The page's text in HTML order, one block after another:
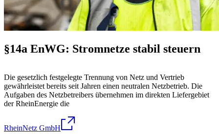
§14a EnWG: Stromnetze stabil steuern
Die gesetzlich festgelegte Trennung von Netz und Vertrieb
gewährleistet bereits seit Jahren einen neutralen Netzbetrieb. Die
Aufgaben des Netzbetreibers übernehmen im direkten Liefergebiet
der RheinEnergie die
RheinNetz GmbH